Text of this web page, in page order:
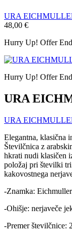
URA
48,00 €
Hurry Up! Offer
Hurry Up! Offer
URA
URA
Elegantna, klasična
Številčnica z
hkrati nudi klasičen
položaj pri številki
kakovostnega
-Znamka: Eichmuller
-Ohišje: nerjaveče
-Premer številčnice: